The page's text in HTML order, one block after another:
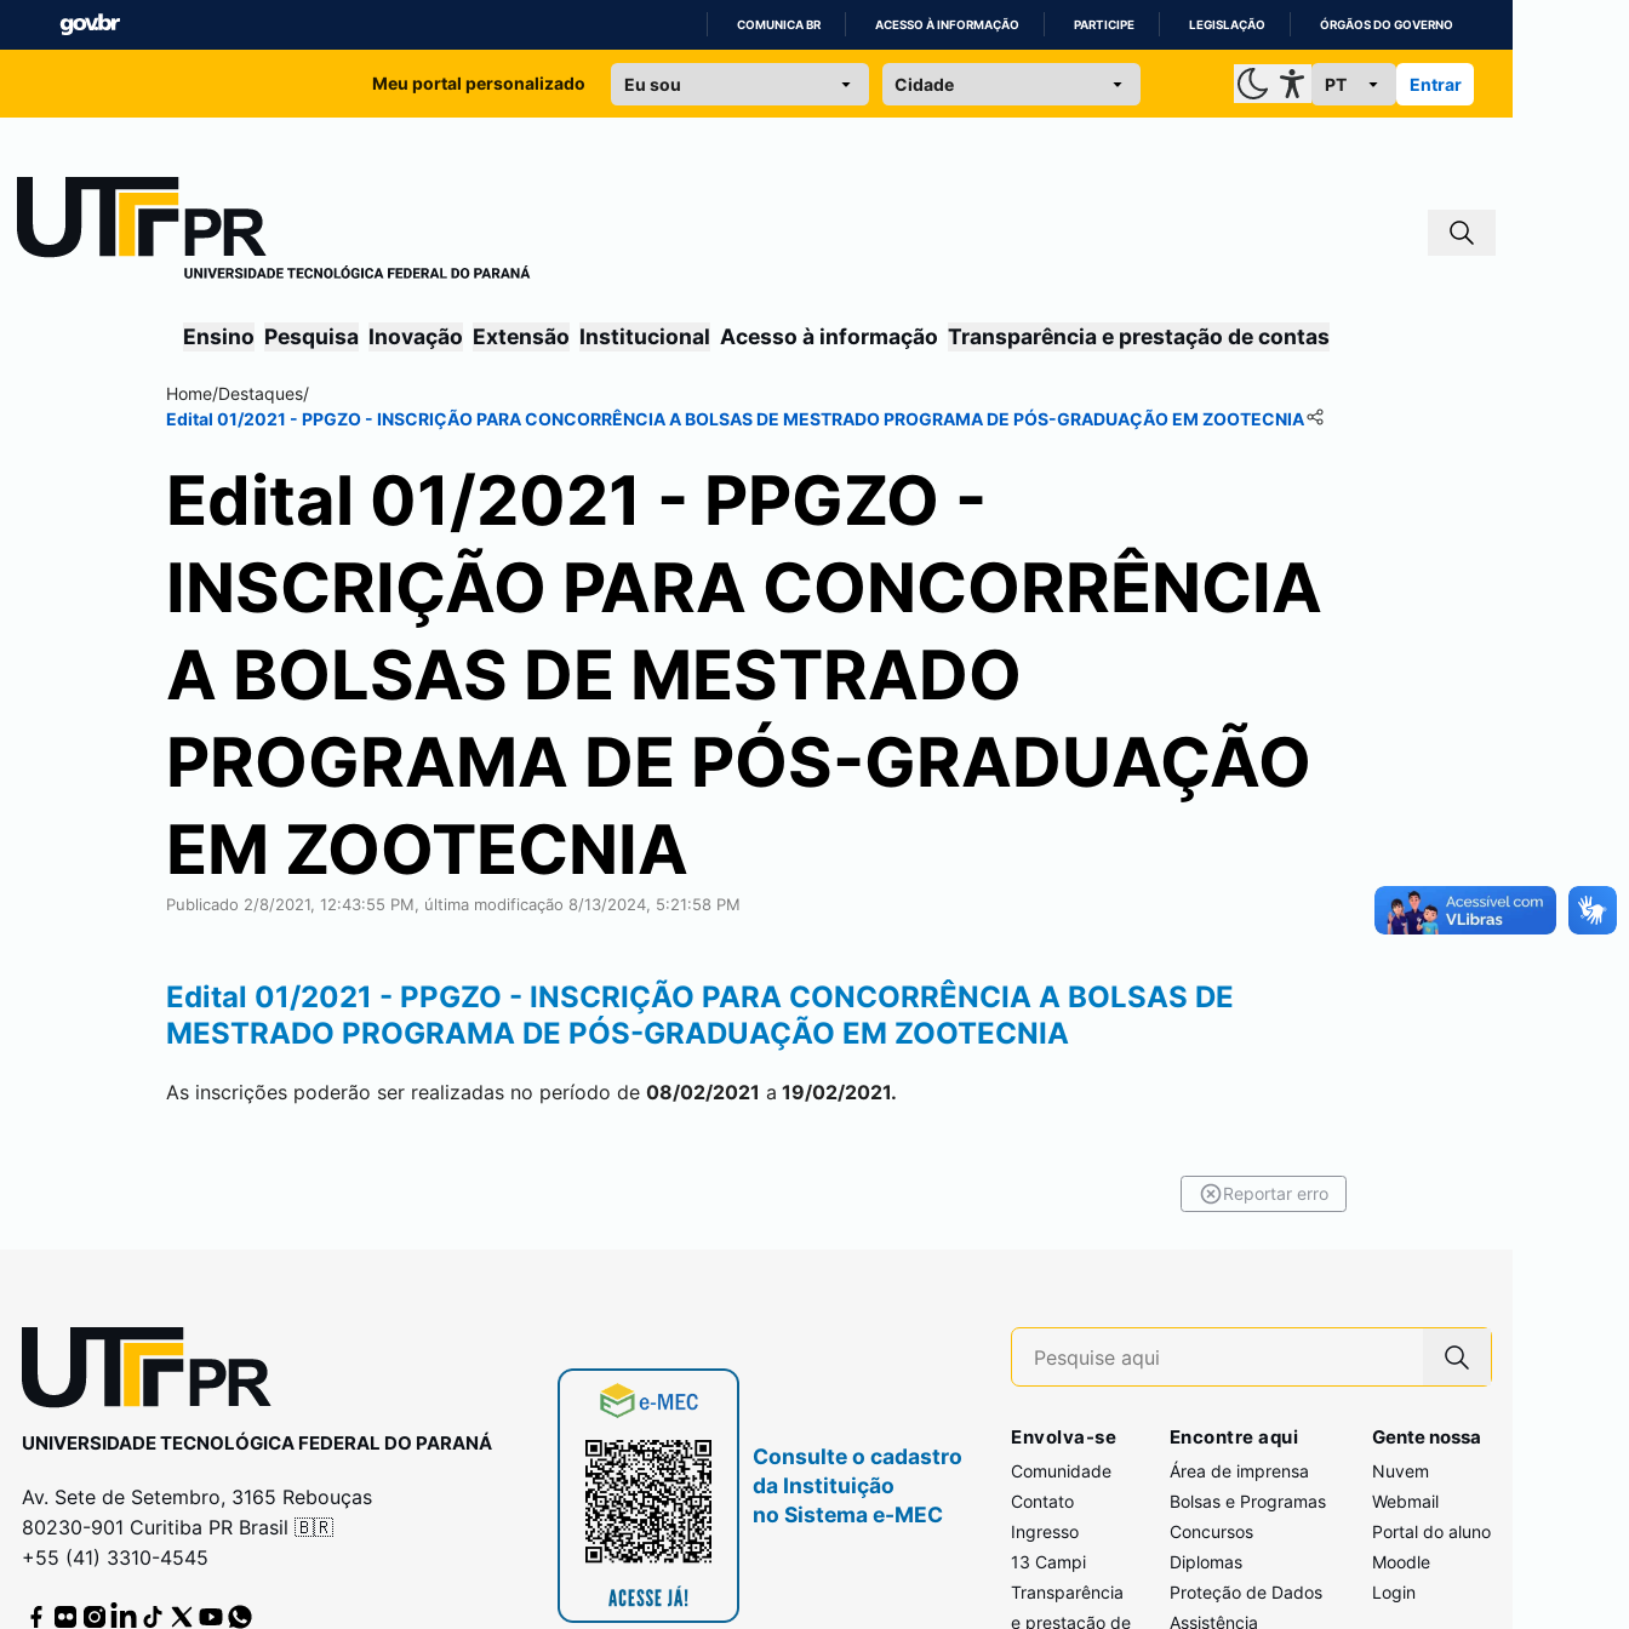
IR
COMUNICA BR ACESSO À INFORMAÇÃO PARTICIPE LEGISLAÇÃO ÓRGÃOS DO GOVERNO
Meu portal personalizado Entrar
Ensino Pesquisa Inovação Extensão Institucional Acesso à informação Transparência e prestação de contas
Home/Destaques/
Edital 01/2021 - PPGZO - INSCRIÇÃO PARA CONCORRÊNCIA A BOLSAS DE MESTRADO PROGRAMA DE PÓS-GRADUAÇÃO EM ZOOTECNIA
Edital 01/2021 - PPGZO -
INSCRIÇÃO PARA CONCORRÊNCIA
A BOLSAS DE MESTRADO
PROGRAMA DE PÓS-GRADUAÇÃO
EM ZOOTECNIA
Publicado 2/8/2021, 12:43:55 PM, última modificação 8/13/2024, 5:21:58 PM
Edital 01/2021 - PPGZO - INSCRIÇÃO PARA CONCORRÊNCIA A BOLSAS DE
MESTRADO PROGRAMA DE PÓS-GRADUAÇÃO EM ZOOTECNIA
As inscrições poderão ser realizadas no período de 08/02/2021 a 19/02/2021.
Reportar erro
UNIVERSIDADE TECNOLÓGICA FEDERAL DO PARANÁ
Av. Sete de Setembro, 3165 Rebouças
80230-901 Curitiba PR Brasil 🇧🇷
+55 (41) 3310-4545
Consulte o cadastro
da Instituição
no Sistema e-MEC
Envolva-se
Comunidade
Contato
Ingresso
13 Campi
Transparência
e prestação de
Encontre aqui
Área de imprensa
Bolsas e Programas
Concursos
Diplomas
Proteção de Dados
Assistência
Gente nossa
Nuvem
Webmail
Portal do aluno
Moodle
Login